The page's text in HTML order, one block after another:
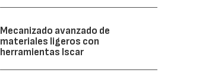
Mecanizado avanzado de
materiales ligeros con
herramientas Iscar